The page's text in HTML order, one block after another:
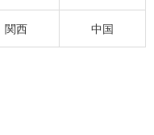
関西 中国